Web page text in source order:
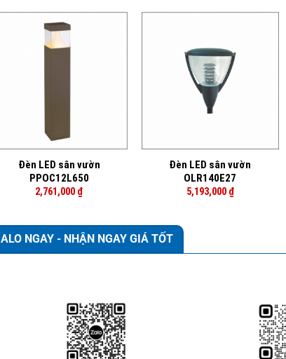
Đèn LED sân vườn
PPOC12L650
2,761,000 ₫
Đèn LED sân vườn
OLR140E27
5,193,000 ₫
ALO NGAY - NHẬN NGAY GIÁ TỐT